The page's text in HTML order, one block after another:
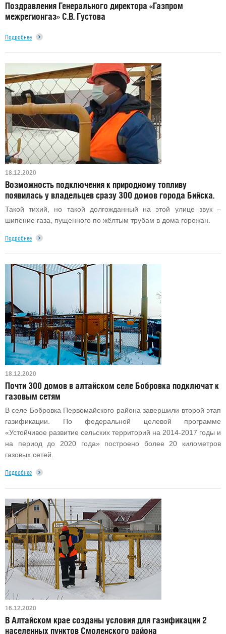
Поздравления Генерального директора «Газпром
межрегионгаз» С.В. Густова
Подробнее
18.12.2020
Возможность подключения к природному топливу
появилась у владельцев сразу 300 домов города Бийска.
Такой тихий, но такой долгожданный на этой улице звук –
шипение газа, пущенного по жёлтым трубам в дома горожан.
Подробнее
18.12.2020
Почти 300 домов в алтайском селе Бобровка подключат к
газовым сетям
В селе Бобровка Первомайского района завершили второй этап
газификации. По федеральной целевой программе
«Устойчивое развитие сельских территорий на 2014-2017 годы и
на период до 2020 года» построено более 20 километров
газовых сетей.
Подробнее
16.12.2020
В Алтайском крае созданы условия для газификации 2
населенных пунктов Смоленского района